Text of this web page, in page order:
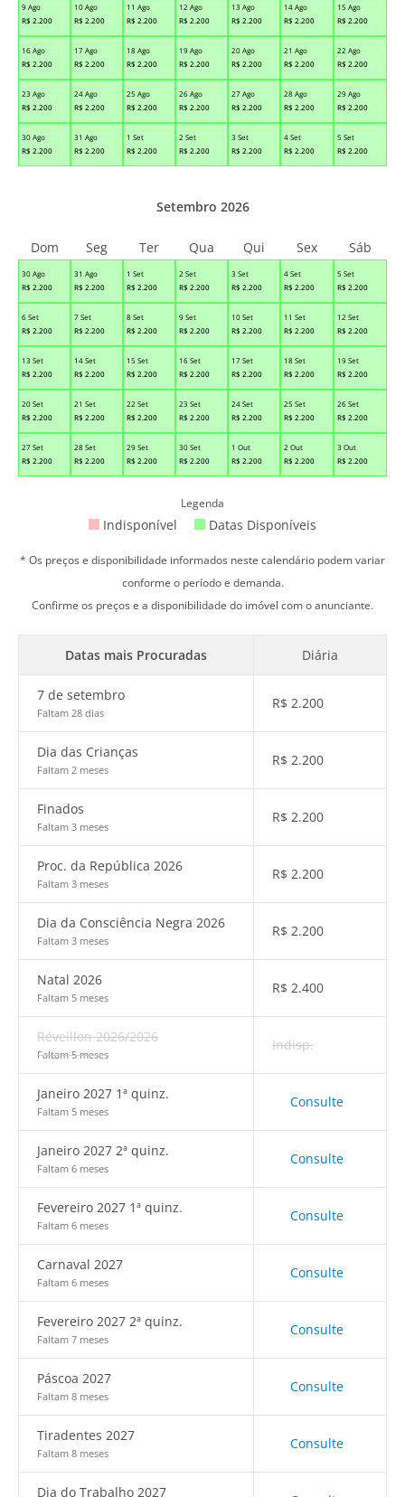
9 Ago
R$ 2.200
10 Ago
R$ 2.200
11 Ago
R$ 2.200
12 Ago
R$ 2.200
13 Ago
R$ 2.200
14 Ago
R$ 2.200
15 Ago
R$ 2.200
16 Ago
R$ 2.200
17 Ago
R$ 2.200
18 Ago
R$ 2.200
19 Ago
R$ 2.200
20 Ago
R$ 2.200
21 Ago
R$ 2.200
22 Ago
R$ 2.200
23 Ago
R$ 2.200
24 Ago
R$ 2.200
25 Ago
R$ 2.200
26 Ago
R$ 2.200
27 Ago
R$ 2.200
28 Ago
R$ 2.200
29 Ago
R$ 2.200
30 Ago
R$ 2.200
31 Ago
R$ 2.200
1 Set
R$ 2.200
2 Set
R$ 2.200
3 Set
R$ 2.200
4 Set
R$ 2.200
5 Set
R$ 2.200
30 Ago
R$ 2.200
31 Ago
R$ 2.200
1 Set
R$ 2.200
2 Set
R$ 2.200
3 Set
R$ 2.200
4 Set
R$ 2.200
5 Set
R$ 2.200
6 Set
R$ 2.200
7 Set
R$ 2.200
8 Set
R$ 2.200
9 Set
R$ 2.200
10 Set
R$ 2.200
11 Set
R$ 2.200
12 Set
R$ 2.200
13 Set
R$ 2.200
14 Set
R$ 2.200
15 Set
R$ 2.200
16 Set
R$ 2.200
17 Set
R$ 2.200
18 Set
R$ 2.200
19 Set
R$ 2.200
20 Set
R$ 2.200
21 Set
R$ 2.200
22 Set
R$ 2.200
23 Set
R$ 2.200
24 Set
R$ 2.200
25 Set
R$ 2.200
26 Set
R$ 2.200
27 Set
R$ 2.200
28 Set
R$ 2.200
29 Set
R$ 2.200
30 Set
R$ 2.200
1 Out
R$ 2.200
2 Out
R$ 2.200
3 Out
R$ 2.200
Setembro 2026
Dom Seg Ter Qua Qui Sex Sáb
Legenda
Indisponível Datas Disponíveis
* Os preços e disponibilidade informados neste calendário podem variar
conforme o período e demanda.
Confirme os preços e a disponibilidade do imóvel com o anunciante.
Datas mais Procuradas Diária
7 de setembro
Faltam 28 dias
R$ 2.200
Dia das Crianças
Faltam 2 meses
R$ 2.200
Finados
Faltam 3 meses
R$ 2.200
Proc. da República 2026
Faltam 3 meses
R$ 2.200
Dia da Consciência Negra 2026
Faltam 3 meses
R$ 2.200
Natal 2026
Faltam 5 meses
R$ 2.400
Réveillon 2026/2026
Faltam 5 meses
Indisp.
Janeiro 2027 1ª quinz.
Faltam 5 meses
Consulte
Janeiro 2027 2ª quinz.
Faltam 6 meses
Consulte
Fevereiro 2027 1ª quinz.
Faltam 6 meses
Consulte
Carnaval 2027
Faltam 6 meses
Consulte
Fevereiro 2027 2ª quinz.
Faltam 7 meses
Consulte
Páscoa 2027
Faltam 8 meses
Consulte
Tiradentes 2027
Faltam 8 meses
Consulte
Dia do Trabalho 2027